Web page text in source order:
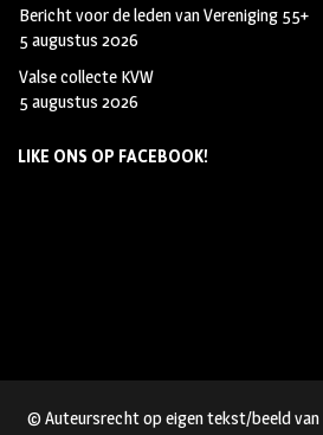
Bericht voor de leden van Vereniging 55+
5 augustus 2026
Valse collecte KVW
5 augustus 2026
LIKE ONS OP FACEBOOK!
© Auteursrecht op eigen tekst/beeld van